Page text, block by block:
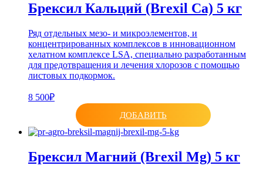
Брексил Кальций (Brexil Ca) 5 кг
Ряд отдельных мезо- и микроэлементов, и
концентрированных комплексов в инновационном
хелатном комплексе LSA, специально разработанным
для предотвращения и лечения хлорозов с помощью
листовых подкормок.
8 500₽
ДОБАВИТЬ
Брексил Магний (Brexil Mg) 5 кг